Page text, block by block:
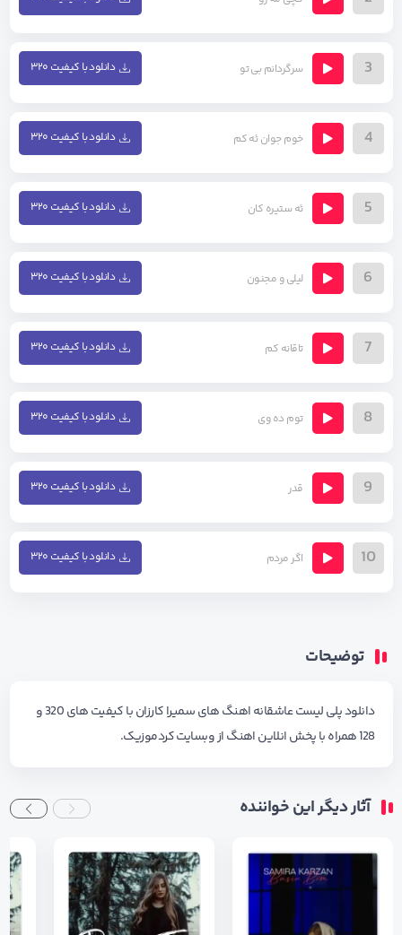
3 سرگردانم بی تو دانلود با کیفیت ۳۲۰
4 خوم جوان ئه کم دانلود با کیفیت ۳۲۰
5 ئه ستیره کان دانلود با کیفیت ۳۲۰
6 لیلی و مجنون دانلود با کیفیت ۳۲۰
7 تاقانه کم دانلود با کیفیت ۳۲۰
8 توم ده وی دانلود با کیفیت ۳۲۰
9 قدر دانلود با کیفیت ۳۲۰
10 اگر مردم دانلود با کیفیت ۳۲۰
توضیحات
دانلود پلی لیست عاشقانه اهنگ های سمیرا کارزان با کیفیت های 320 و
128 همراه با پخش انلاین اهنگ از وبسایت کردموزیک.
آثار دیگر این خواننده